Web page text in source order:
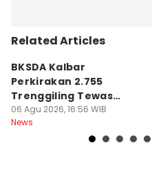
Related Articles
BKSDA Kalbar
Perkirakan 2.755
Trenggiling Tewas
untuk Dapat 551 Kg Sisik
06 Agu 2026, 16:56 WIB
News